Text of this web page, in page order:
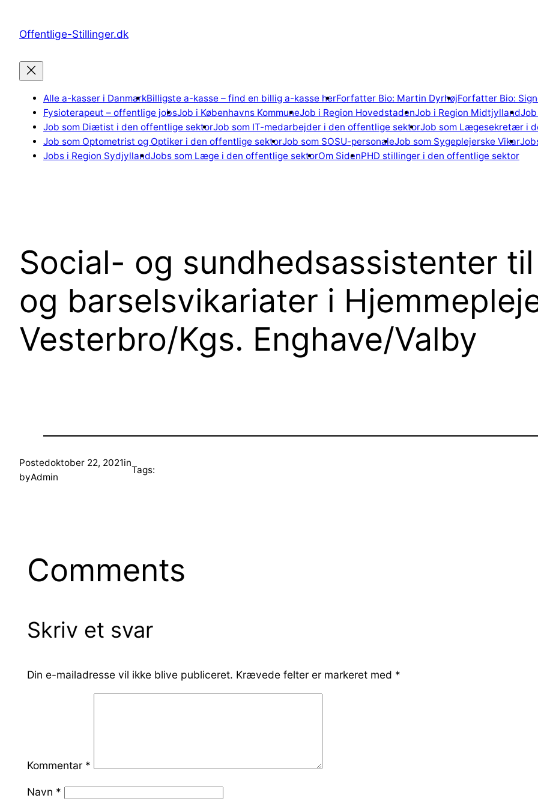
indholdOffentlige-Stillinger.dk
Alle a-kasser i DanmarkBilligste a-kasse – find en billig a-kasse herForfatter Bio: Martin DyrhøjForfatter Bio:
Fysioterapeut – offentlige jobsJob i Københavns KommuneJob i Region HovedstadenJob i Region Midtjylland
Job som Diætist i den offentlige sektorJob som IT-medarbejder i den offentlige sektorJob som Lægesekretær i
Job som Optometrist og Optiker i den offentlige sektorJob som SOSU-personaleJob som Sygeplejerske Vikar
Jobs i Region SydjyllandJobs som Læge i den offentlige sektorOm SidenPHD stillinger i den offentlige sektor
Social- og sundhedsassistenter
og barselsvikariater i
Vesterbro/Kgs. Enghave/Valby
Postedoktober 22, 2021in
byAdmin
Tags:
Comments
Skriv et svar
Din e-mailadresse vil ikke blive publiceret. Krævede felter er markeret med *
Kommentar *
Navn *